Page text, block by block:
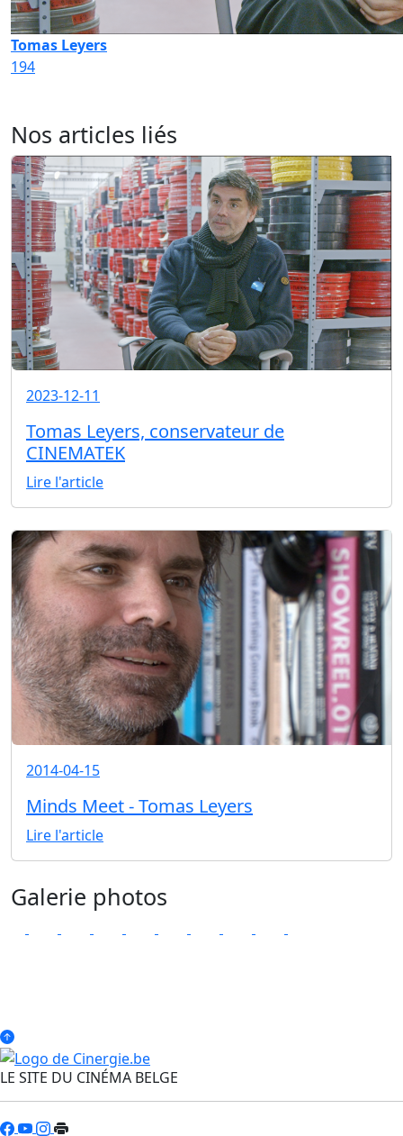
Tomas Leyers
194
Nos articles liés
2023-12-11
Tomas Leyers, conservateur de
CINEMATEK
Lire l'article
2014-04-15
Minds Meet - Tomas Leyers
Lire l'article
Galerie photos
LE SITE DU CINÉMA BELGE